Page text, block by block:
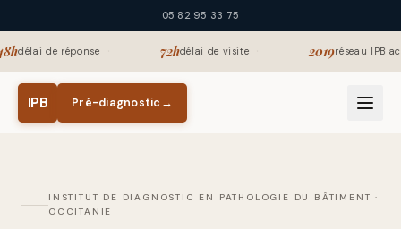
Aller au contenu principal05 82 95 33 75
délai de réponse 72hdélai de visite 2019réseau IPB
IPB Pré-diagnostic →
INSTITUT DE DIAGNOSTIC EN PATHOLOGIE DU BÂTIMENT ·
OCCITANIE